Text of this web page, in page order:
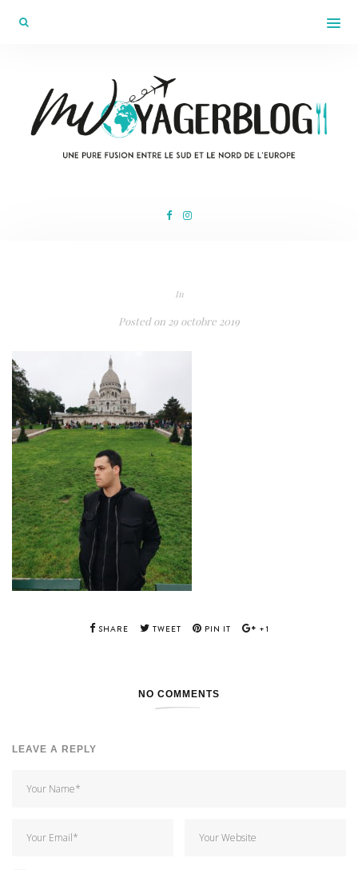
In
Posted on 29 octobre 2019
SHARE TWEET PIN IT +1
NO COMMENTS
LEAVE A REPLY